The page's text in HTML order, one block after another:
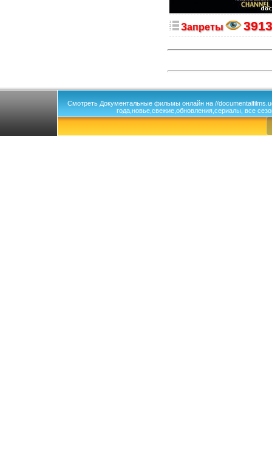
Запреты 3913
Смотреть Документальные фильмы онлайн на //
года,новье,свежие,обновления,сериалы, все